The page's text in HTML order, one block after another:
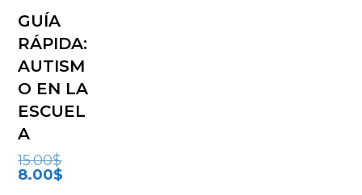
GUÍA
RÁPIDA:
AUTISM
O EN LA
ESCUEL
A
15.00$El
precio
original
8.00$